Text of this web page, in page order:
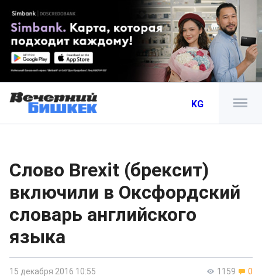
KG
Слово Brexit (брексит)
включили в Оксфордский
словарь английского
языка
1159 0
15 декабря 2016 10:55